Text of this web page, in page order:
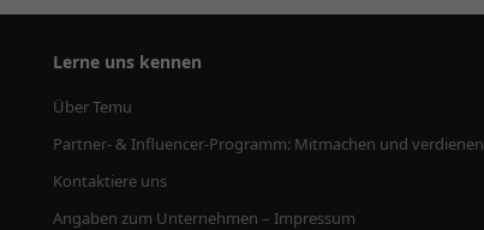
Lerne uns kennen
Über Temu
Partner- & Influencer-Programm: Mitmachen und verdienen
Kontaktiere uns
Angaben zum Unternehmen – Impressum